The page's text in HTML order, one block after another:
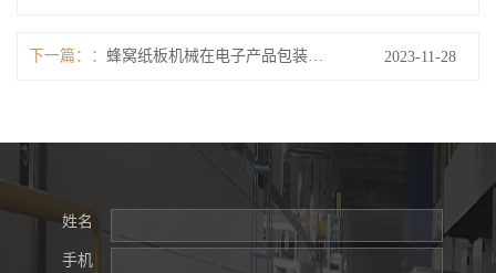
下一篇： 蜂窝纸板机械在电子产品包装行业的应用前景如何？ 2023-11-28
姓名
手机